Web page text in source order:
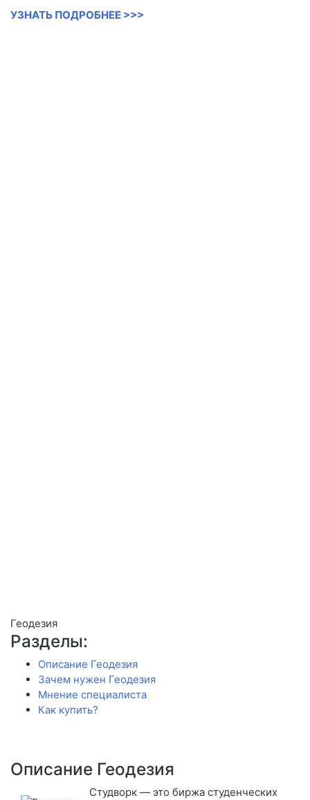
УЗНАТЬ ПОДРОБНЕЕ >>>
Геодезия
Разделы:
Описание Геодезия
Зачем нужен Геодезия
Мнение специалиста
Как купить?
Описание Геодезия
Студворк — это биржа студенческих